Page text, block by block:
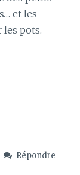
et les
pots.
Répondre